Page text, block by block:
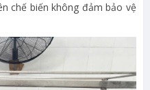
chế biến không đảm bảo vệ